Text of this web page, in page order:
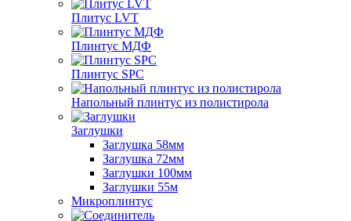
Плитус LVT
Плинтус МДФ
Плинтус SPC
Напольный плинтус из полистирола
Заглушки
Заглушка 58мм
Заглушка 72мм
Заглушки 100мм
Заглушки 55м
Микроплинтус